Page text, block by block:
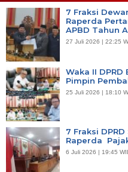
7 Fraksi
Raperda
APBD Tahun
27 Juli 2026 | 22:25
Waka II
Pimpin
25 Juli 2026 | 18:10
7 Fraksi
Raperda
6 Juli 2026 | 19:45